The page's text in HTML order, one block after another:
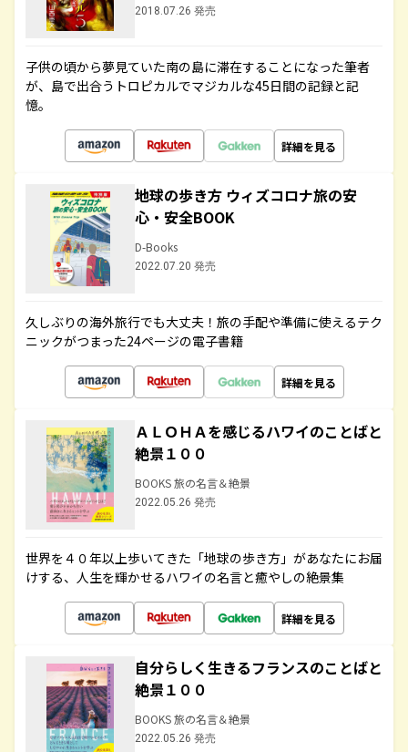
2018.07.26 発売
子供の頃から夢見ていた南の島に滞在することになった筆者
が、島で出合うトロピカルでマジカルな45日間の記録と記
憶。
詳細を見る
地球の歩き方 ウィズコロナ旅の安
心・安全BOOK
D-Books
2022.07.20 発売
久しぶりの海外旅行でも大丈夫！旅の手配や準備に使えるテク
ニックがつまった24ページの電子書籍
詳細を見る
ＡＬＯＨＡを感じるハワイのことばと
絶景１００
BOOKS 旅の名言＆絶景
2022.05.26 発売
世界を４０年以上歩いてきた「地球の歩き方」があなたにお届
けする、人生を輝かせるハワイの名言と癒やしの絶景集
詳細を見る
自分らしく生きるフランスのことばと
絶景１００
BOOKS 旅の名言＆絶景
2022.05.26 発売